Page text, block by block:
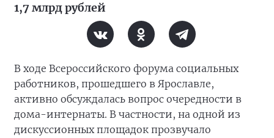
1,7 млрд рублей
В ходе Всероссийского форума социальных
работников, прошедшего в Ярославле,
активно обсуждалась вопрос очередности в
дома-интернаты. В частности, на одной из
дискуссионных площадок прозвучало